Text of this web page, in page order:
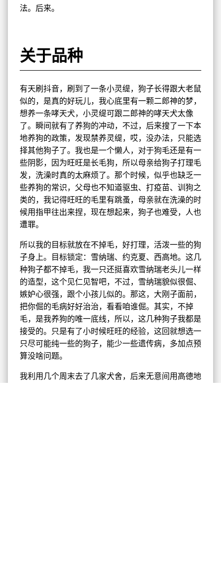
法。后来。
关于品种
有天刷抖音，刷到了一条小灵缇，狗子长得跟大老鼠
似的，是真的好玩儿，我心底里有一颗二郎神的梦，
想养一条哮天犬，小灵缇可跟二郎神的哮天犬太像
了。瞬间就有了养狗的冲动，不过，后来搜了一下本
地养狗的政策，发现禁养灵缇，哎，没办法，只能选
择其他狗子了。我也是一个懒人，对于狗毛还是有一
些阴影，因为旺旺是长毛狗，所以母亲给狗子打理毛
发，洗澡时真的太麻烦了。那个时候，似乎也缺乏一
些养狗的常识，父母也不知道驱虫、打疫苗、训狗之
类的，我记得旺旺的毛里有跳蚤，母亲就在洗澡的时
候用指甲往出来捏，现在想起来，狗子也难受，人也
遭罪。
所以我的目标就放在不掉毛，好打理，活泼一些的狗
子身上。目标锁定：雪纳瑞、约克夏、西高地。这几
种狗子都不掉毛，我一只还挺喜欢雪纳瑞老头儿一样
的造型，这个见仁见智吧，不过，雪纳瑞貌似很倔、
嫉妒心很强，跟个小孩儿似的。那这，大刚子面前，
把你倔的毛病好好治治，看看咱谁倔。其实，不掉
毛，是我养狗的唯一底线，所以，这几种狗子我都是
接受的。只是有了小时候旺旺的经验，这回就想选一
只尽可能纯一些的狗子，能少一些遗传病，多加点预
算没啥问题。
我利用几个周末去了几家犬舍，后来无意间用高德地